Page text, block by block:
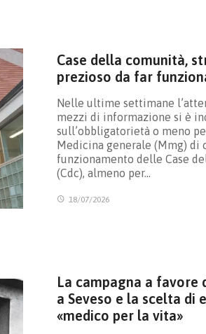
Case della comunità,
prezioso da far
Nelle ultime settimane
mezzi di informazione si è
sull’obbligatorietà o meno
Medicina generale (Mmg) di
funzionamento delle Case
(Cdc), almeno per…
18/07/2026
La campagna a favore
a Seveso e la scelta di
«medico per la vita»